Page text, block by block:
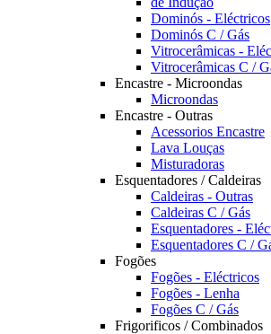
Dominós - Eléctricos
Dominós C / Gás
Vitrocerâmicas -
Vitrocerâmicas C /
Encastre - Microondas
Microondas
Encastre - Outras
Acessorios Encastre
Lava Louças
Misturadoras
Esquentadores / Caldeiras
Caldeiras - Outras
Caldeiras C / Gás
Esquentadores -
Esquentadores C /
Fogões
Fogões - Eléctricos
Fogões - Lenha
Fogões C / Gás
Frigorificos / Combinados